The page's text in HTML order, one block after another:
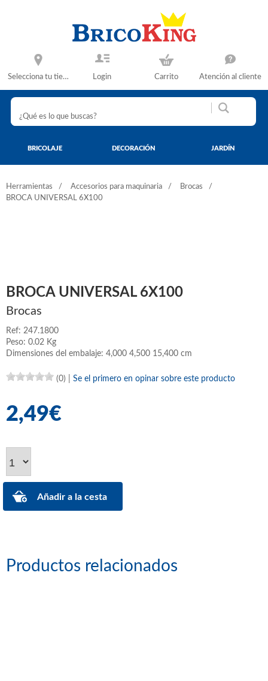
Selecciona tu tienda Login Carrito Atención al cliente
BRICOLAJE DECORACIÓN JARDÍN
Herramientas Accesorios para maquinaria
Brocas
BROCA UNIVERSAL 6X100
BROCA UNIVERSAL 6X100
Brocas
Ref: 247.1800
Peso: 0.02 Kg
Dimensiones del embalaje: 4,000 4,500 15,400 cm
(0) Se el primero en opinar sobre este producto
2,49€
Productos relacionados